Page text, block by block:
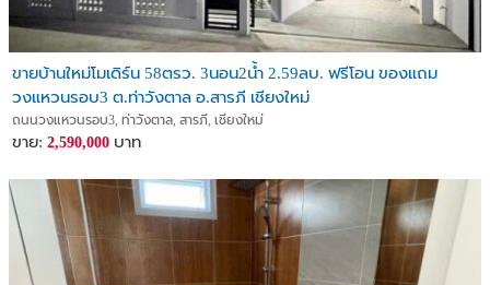
ขายบ้านใหม่โมเดิร์น 58ตรว. 3นอน2น้ำ 2.59ลบ. ฟรีโอน ของแถม
วงแหวนรอบ3 ต.ท่าวังตาล อ.สารภี เชียงใหม่
ถนนวงแหวนรอบ3, ท่าวังตาล, สารภี, เชียงใหม่
ขาย: 2,590,000 บาท